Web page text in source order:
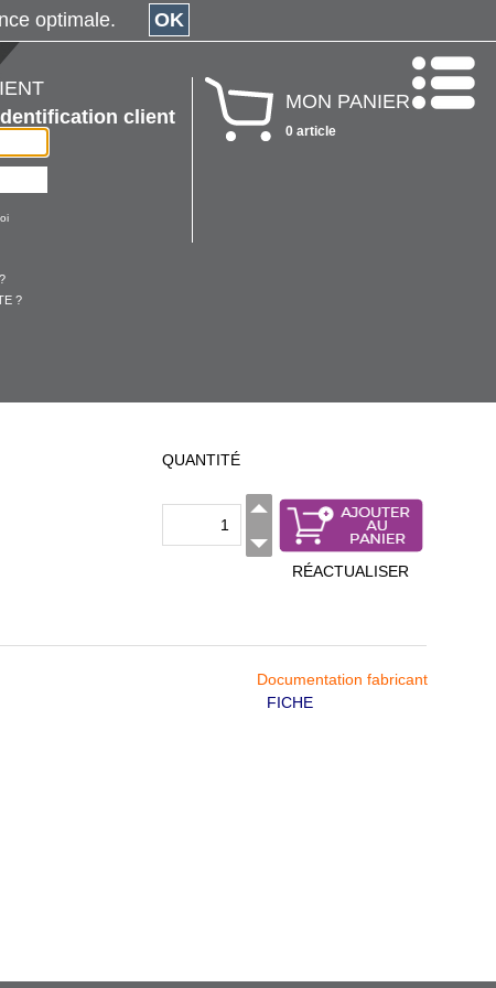
client
?
MON PANIER
0 article
QUANTITÉ
RÉACTUALISER
Documentation fabricant
FICHE
optimale. OK